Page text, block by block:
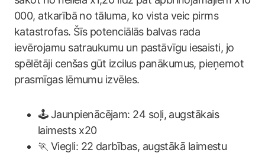
000, atkarībā no tāluma, ko vista veic pirms
katastrofas. Šīs potenciālās balvas rada
ievērojamu satraukumu un pastāvīgu iesaisti, jo
spēlētāji cenšas gūt izcilus panākumus, pieņemot
prasmīgas lēmumu izvēles.
🕹️ Jaunpienācējam: 24 soļi, augstākais
laimests x20
🏃 Viegli: 22 darbības, augstākā laimestu